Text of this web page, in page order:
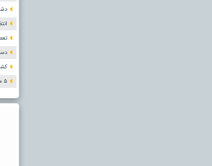
کشف ۲۵ هزار لیتر فرآورده
۵ میلیون ایرانی در پویش «زندگی با آیه‌ها» شرکت کردند